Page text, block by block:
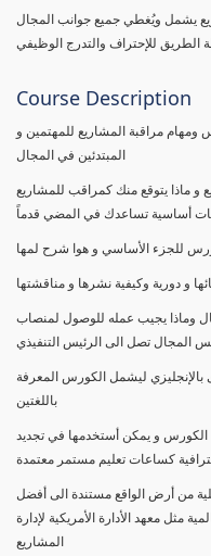
يشمل ويُغطي جميع جوانب المجال
الطريق للإحتراف والتدرج الوظيفي
Course Description
مراقبة المشاريع للمهتمين و
المبتدئين في المجال
و ماذا يتوقع منك كمراقب للمشاريع
أساسية تساعدك في المضي قدماً
و دورية وكيفية نشرها و مناقشتها
وماذا يجيب عمله للوصول لمنصاب
المجال تصل الى الرئيس التنفيذي
ليشمل الكورس المعرفة
باللغتين
الكورس و يمكن أستخدمها في تجديد
كساعات تعليم مستمر معتمدة
من أرض الواقع مستندة الى أفضل
مثل معهد الأدارة الأمريكية لإدارة
المشاريع